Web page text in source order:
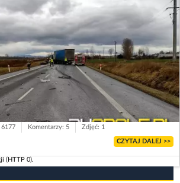
6177 Komentarzy: 5 Zdjęć: 1
CZYTAJ DALEJ >>
(HTTP 0).